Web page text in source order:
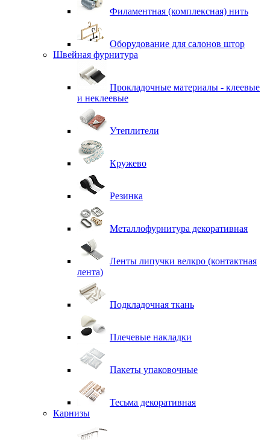
Филаментная (комплексная) нить
Оборудование для салонов штор
Швейная фурнитура
Прокладочные материалы - клеевые
и неклеевые
Утеплители
Кружево
Резинка
Металлофурнитура декоративная
Ленты липучки велкро (контактная
лента)
Подкладочная ткань
Плечевые накладки
Пакеты упаковочные
Тесьма декоративная
Карнизы